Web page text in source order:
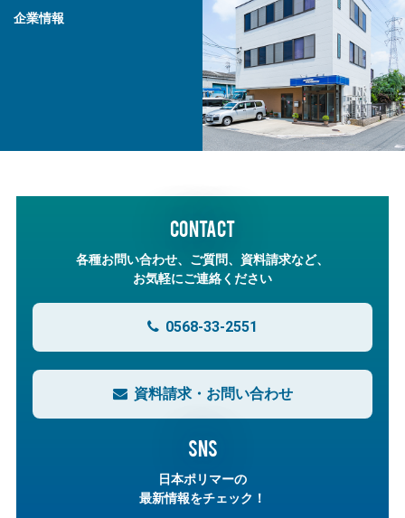
企業情報
CONTACT
各種お問い合わせ、ご質問、資料請求など、
お気軽にご連絡ください
0568-33-2551
資料請求・お問い合わせ
SNS
日本ポリマーの
最新情報をチェック！